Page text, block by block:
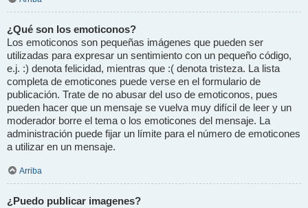
¿Qué son los emoticonos?
Los emoticonos son pequeñas imágenes que pueden ser
utilizadas para expresar un sentimiento con un pequeño código,
e.j. :) denota felicidad, mientras que :( denota tristeza. La lista
completa de emoticones puede verse en el formulario de
publicación. Trate de no abusar del uso de emoticonos, pues
pueden hacer que un mensaje se vuelva muy difícil de leer y un
moderador borre el tema o los emoticones del mensaje. La
administración puede fijar un límite para el número de emoticones
a utilizar en un mensaje.
Arriba
¿Puedo publicar imagenes?